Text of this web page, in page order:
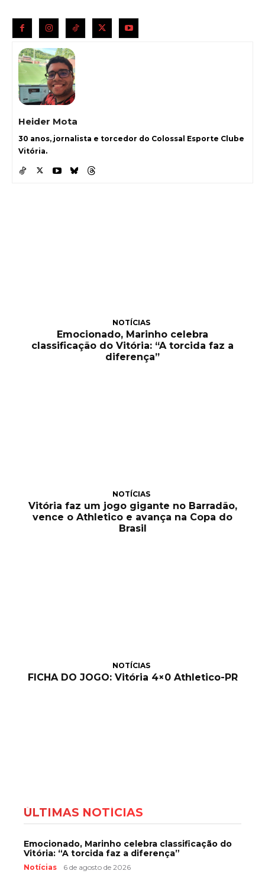
Heider Mota
30 anos, jornalista e torcedor do Colossal Esporte Clube
Vitória.
NOTÍCIAS
Emocionado, Marinho celebra
classificação do Vitória: “A torcida faz a
diferença”
NOTÍCIAS
Vitória faz um jogo gigante no Barradão,
vence o Athletico e avança na Copa do
Brasil
NOTÍCIAS
FICHA DO JOGO: Vitória 4×0 Athletico-PR
ÚLTIMAS NOTÍCIAS
Emocionado, Marinho celebra classificação do
Vitória: “A torcida faz a diferença”
Notícias 6 de agosto de 2026